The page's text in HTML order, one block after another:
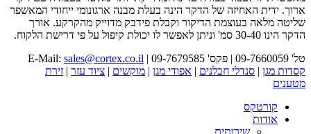
ארוך. ידית האחיזה של הדקר הינה בעלת מבנה ארגונומי ייחודי המאשפר
שליטה מלאה בעוצמת הדיקור וקבלת פידבק מדוייק מהקרקע. אורך
הדקר הינו 30-40 סמ' וניתן לאפשר לו יכולת קיפול על פי דרישת הלקוח.
טל' 09-7660059 | פקס' 09-7679585 | E-Mail:
sales@cortex.co.il
קסדות מגן | סנדלי חבלנים | אפודי מגן | מוקשים | ציוד עזר | זירת
מטענים
קורטקס
אודות
שירותים